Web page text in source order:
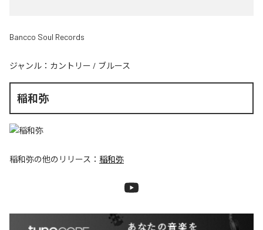
Bancco Soul Records
ジャンル： カントリー / ブルース
稲和弥
稲和弥の他のリリース： 稲和弥